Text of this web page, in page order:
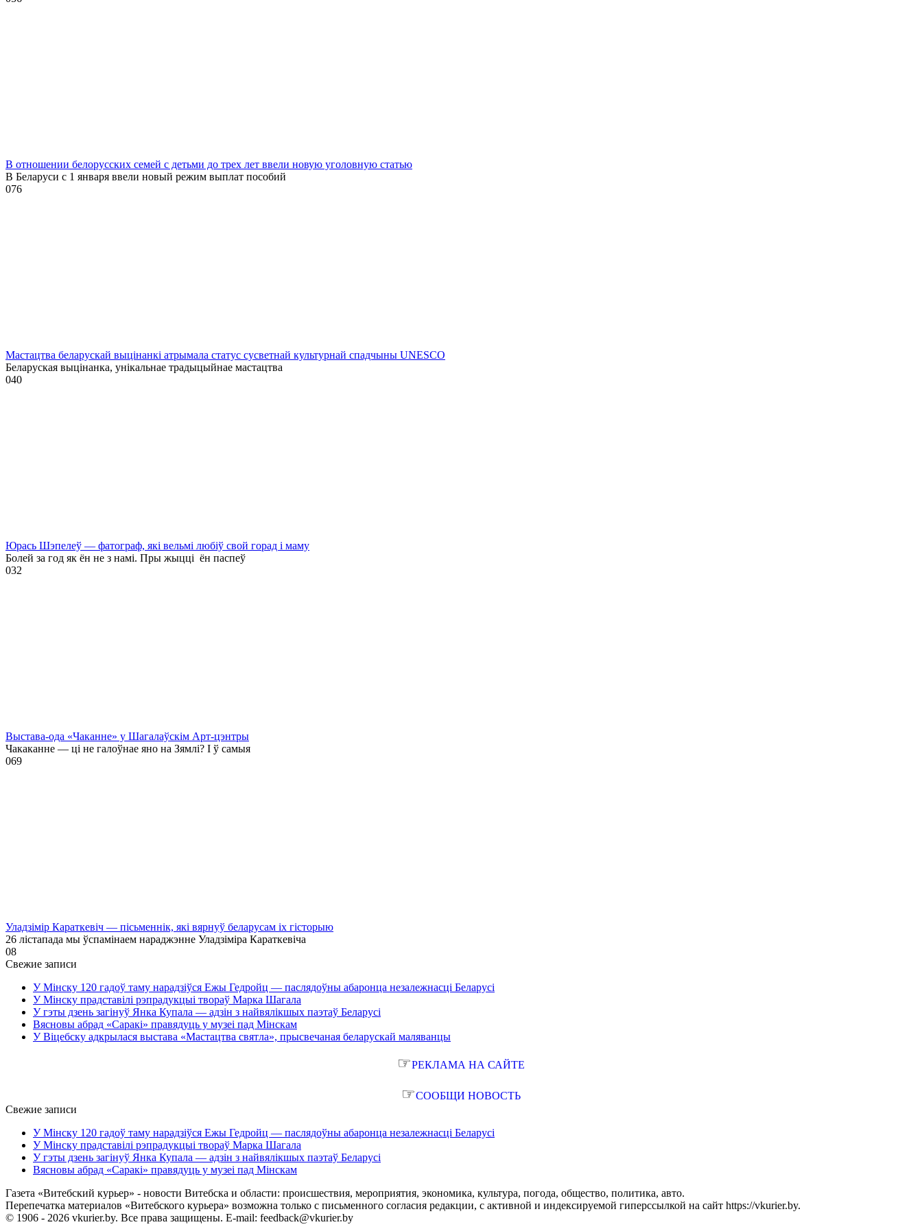
В отношении белорусских семей с детьми до трех лет ввели новую уголовную статью
В Беларуси с 1 января ввели новый режим выплат пособий
076
Мастацтва беларускай выцінанкі атрымала статус сусветнай культурнай спадчыны UNESCO
Беларуская выцінанка, унікальнае традыцыйнае мастацтва
040
Юрась Шэпелеў — фатограф, які вельмі любіў свой горад і маму
Болей за год як ён не з намі. Пры жыцці ён паспеў
032
Выстава-ода «Чаканне» у Шагалаўскім Арт-цэнтры
Чакаканне — ці не галоўнае яно на Зямлі? І ў самыя
069
Уладзімір Караткевіч — пісьменнік, які вярнуў беларусам іх гісторыю
26 лістапада мы ўспамінаем нараджэнне Уладзіміра Караткевіча
08
Свежие записи
У Мінску 120 гадоў таму нарадзіўся Ежы Гедройц — паслядоўны абаронца незалежнасці Беларусі
У Мінску прадставілі рэпрадукцыі твораў Марка Шагала
У гэты дзень загінуў Янка Купала — адзін з найвялікшых паэтаў Беларусі
Вясновы абрад «Саракі» правядуць у музеі пад Мінскам
У Віцебску адкрылася выстава «Мастацтва святла», прысвечаная беларускай маляванцы
☞РЕКЛАМА НА САЙТЕ
☞СООБЩИ НОВОСТЬ
Свежие записи
У Мінску 120 гадоў таму нарадзіўся Ежы Гедройц — паслядоўны абаронца незалежнасці Беларусі
У Мінску прадставілі рэпрадукцыі твораў Марка Шагала
У гэты дзень загінуў Янка Купала — адзін з найвялікшых паэтаў Беларусі
Вясновы абрад «Саракі» правядуць у музеі пад Мінскам
Газета «Витебский курьер» - новости Витебска и области: происшествия, мероприятия, экономика, культура, погода, общество, политика, авто.
Перепечатка материалов «Витебского курьера» возможна только с письменного согласия редакции, с активной и индексируемой гиперссылкой на сайт https://vkurier.by.
© 1906 - 2026 vkurier.by. Все права защищены. E-mail: feedback@vkurier.by